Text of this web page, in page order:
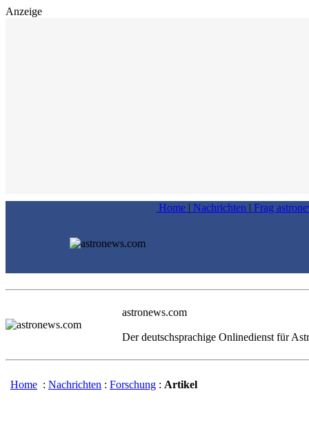
Anzeige
Home | Nachrichten | Frag
astronews.com
Der deutschsprachige Onlinedienst für
Home : Nachrichten : Forschung : Artikel